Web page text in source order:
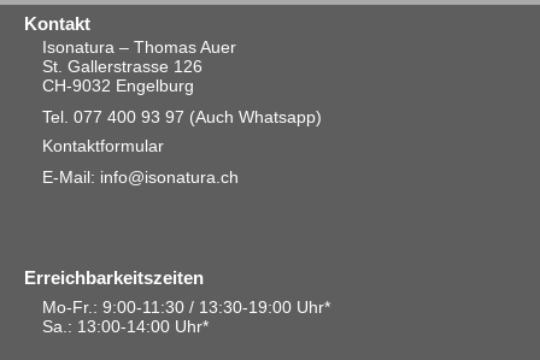
Kontakt
Isonatura – Thomas Auer
St. Gallerstrasse 126
CH-9032 Engelburg
Tel. 077 400 93 97 (Auch Whatsapp)
Kontaktformular
E-Mail: info@isonatura.ch
Erreichbarkeitszeiten
Mo-Fr.: 9:00-11:30 / 13:30-19:00 Uhr*
Sa. : 13:00-14:00 Uhr*